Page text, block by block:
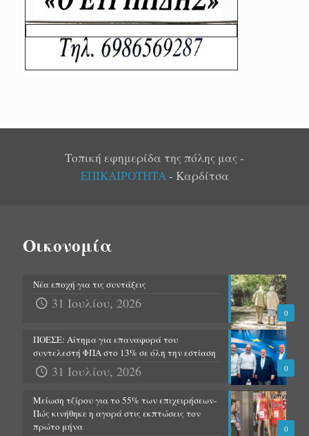
Τοπική εφημερίδα της πόλης μας -
ΕΠΙΚΑΙΡΟΤΗΤΑ- Καρδίτσα
Οικονομία
0
Νέα εποχή για τις συντάξεις
31 Ιουλίου, 2026
0
ΠΟΕΣΕ: Αίτημα για επαναφορά του
συντελεστή ΦΠΑ στο 13% σε όλη την εστίαση
31 Ιουλίου, 2026
0
Μείωση τζίρου για το 55% των επιχειρήσεων-
Πώς κινήθηκε η αγορά στις εκπτώσεις τον
πρώτο μήνα